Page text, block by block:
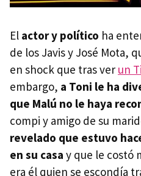
El actor y político ha
de los Javis y José Mota,
en shock que tras ver un
embargo, a Toni le ha
que Malú no le haya
compi y amigo de su
revelado que estuvo
en su casa y que le costó
era él quien se escondía